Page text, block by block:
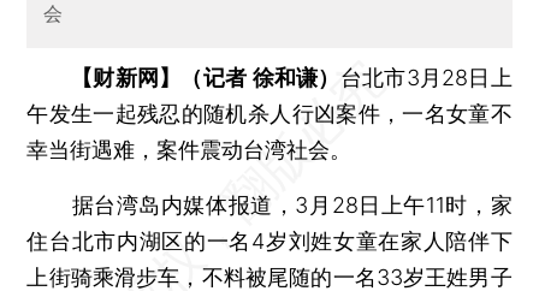
会
【财新网】（记者 徐和谦） 台北市3月28日上
午发生一起残忍的随机杀人行凶案件，一名女童不
幸当街遇难，案件震动台湾社会。
据台湾岛内媒体报道，3月28日上午11时，家
住台北市内湖区的一名4岁刘姓女童在家人陪伴下
上街骑乘滑步车，不料被尾随的一名33岁王姓男子